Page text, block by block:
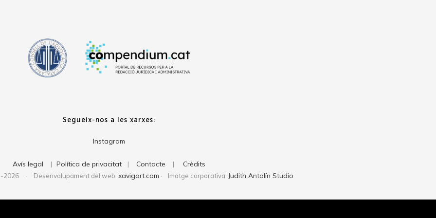
Segueix-nos a les xarxes:
Instagram
Avís legal | Política de privacitat | Contacte | Crèdits
2026 · Desenvolupament del web: xavigort.com · Imatge corporativa: Judith Antolín Studio